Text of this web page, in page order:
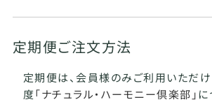
定期便ご注文方法
定期便は、会員様のみご利用いただけ
度「ナチュラル・ハーモニー倶楽部」に